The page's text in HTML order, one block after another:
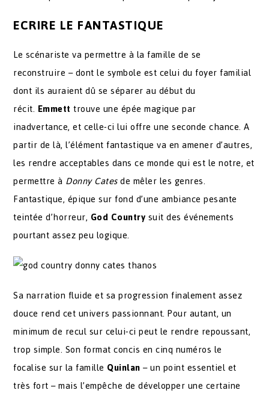
ECRIRE LE FANTASTIQUE
Le scénariste va permettre à la famille de se
reconstruire – dont le symbole est celui du foyer familial
dont ils auraient dû se séparer au début du
récit. Emmett trouve une épée magique par
inadvertance, et celle-ci lui offre une seconde chance. A
partir de là, l’élément fantastique va en amener d’autres,
les rendre acceptables dans ce monde qui est le notre, et
permettre à Donny Catesde mêler les genres.
Fantastique, épique sur fond d’une ambiance pesante
teintée d’horreur, God Countrysuit des événements
pourtant assez peu logique.
Sa narration fluide et sa progression finalement assez
douce rend cet univers passionnant. Pour autant, un
minimum de recul sur celui-ci peut le rendre repoussant,
trop simple. Son format concis en cinq numéros le
focalise sur la famille Quinlan– un point essentiel et
très fort – mais l’empêche de développer une certaine